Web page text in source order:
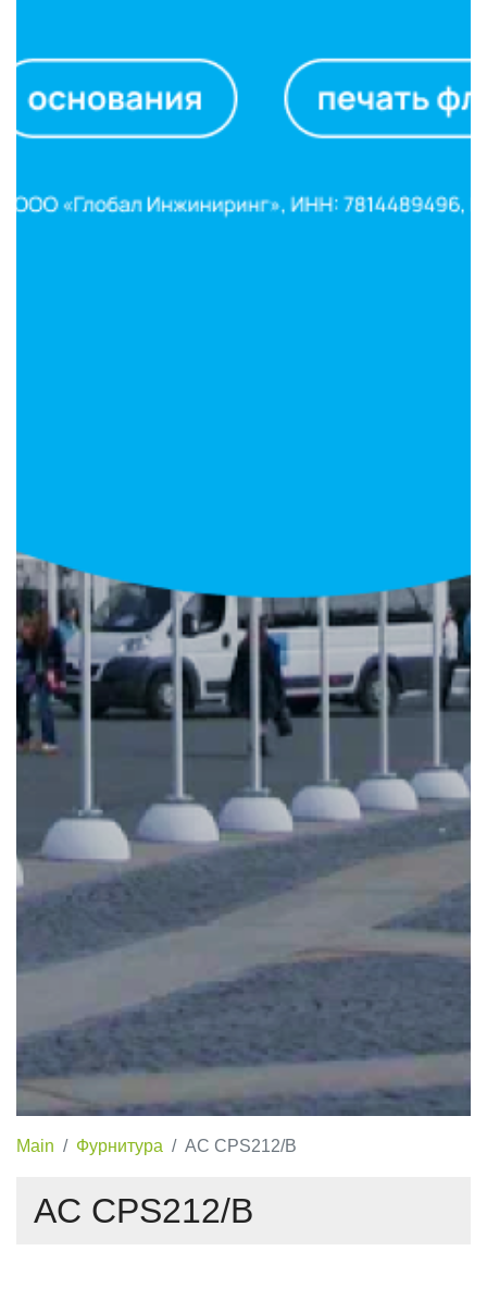
Main Фурнитура AC CPS212/B
AC CPS212/B